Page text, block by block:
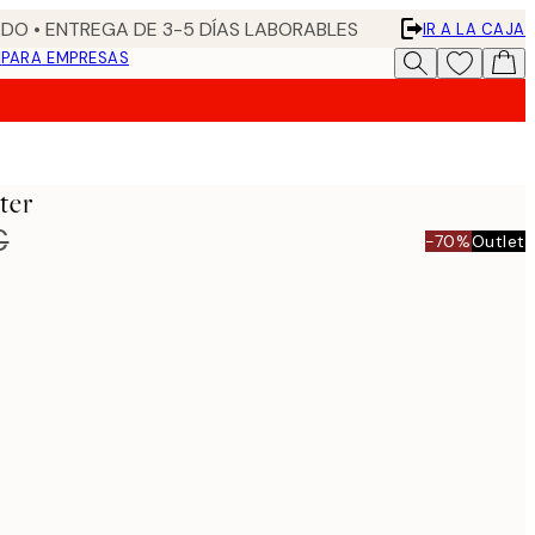
• ENTREGA DE 3-5 DÍAS LABORABLES
IR A LA CAJA
PARA EMPRESAS
-70%Outlet